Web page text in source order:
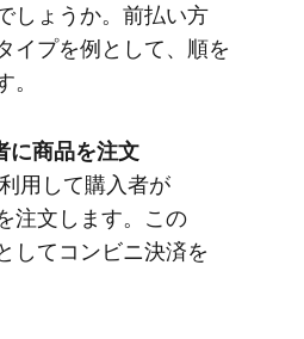
しょうか。​前払い方​
イプを​例と​して、​順を​
。
に​商品を​注文
用して​購入者が​
注文します。​この​
して​コンビニ決済を​